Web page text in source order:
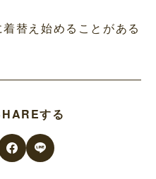
替え始めることがある
する